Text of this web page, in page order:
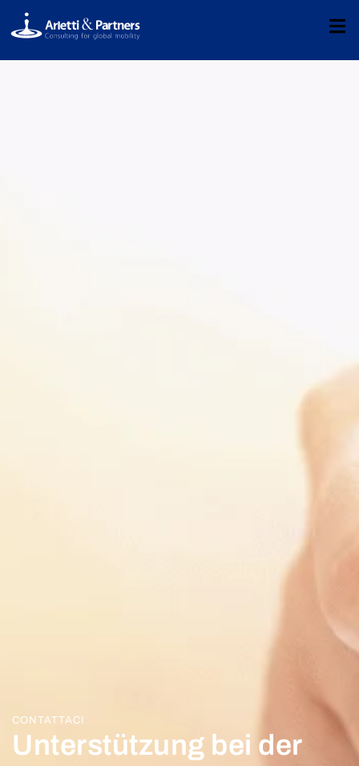
CONTATTACI
Unterstützung bei der